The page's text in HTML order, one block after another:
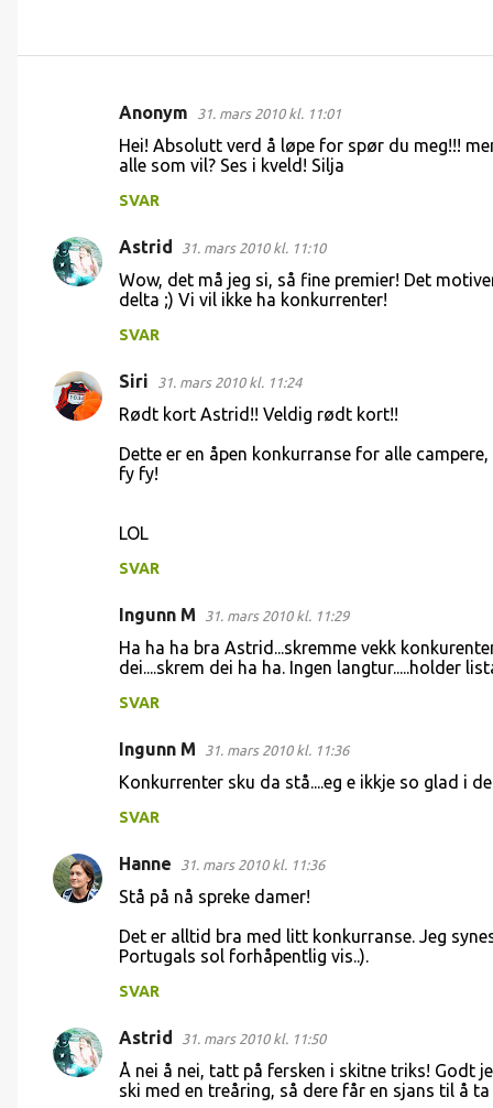
e
n
r
e
Anonym 31. mars 2010 kl. 11:01
Hei! Absolutt verd å løpe for spør du meg!!!
alle som vil? Ses i kveld! Silja
SVAR
Astrid 31. mars 2010 kl. 11:10
Wow, det må jeg si, så fine premier! Det
delta ;) Vi vil ikke ha konkurrenter!
SVAR
Siri 31. mars 2010 kl. 11:24
Rødt kort Astrid!! Veldig rødt kort!!
Dette er en åpen konkurranse for alle
fy fy!
LOL
SVAR
Ingunn M 31. mars 2010 kl. 11:29
Ha ha ha bra Astrid...skremme vekk
dei....skrem dei ha ha. Ingen langtur.....holder
SVAR
Ingunn M 31. mars 2010 kl. 11:36
Konkurrenter sku da stå....eg e ikkje so glad i
SVAR
Hanne 31. mars 2010 kl. 11:36
Stå på nå spreke damer!
Det er alltid bra med litt konkurranse. Jeg
Portugals sol forhåpentlig vis..).
SVAR
Astrid 31. mars 2010 kl. 11:50
Å nei å nei, tatt på fersken i skitne triks! Godt
ski med en treåring, så dere får en sjans til å ta